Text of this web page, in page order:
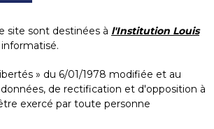
site sont destinées à l'Institution Louis
» du 6/01/1978 modifiée et au
de rectification et d'opposition à
exercé par toute personne